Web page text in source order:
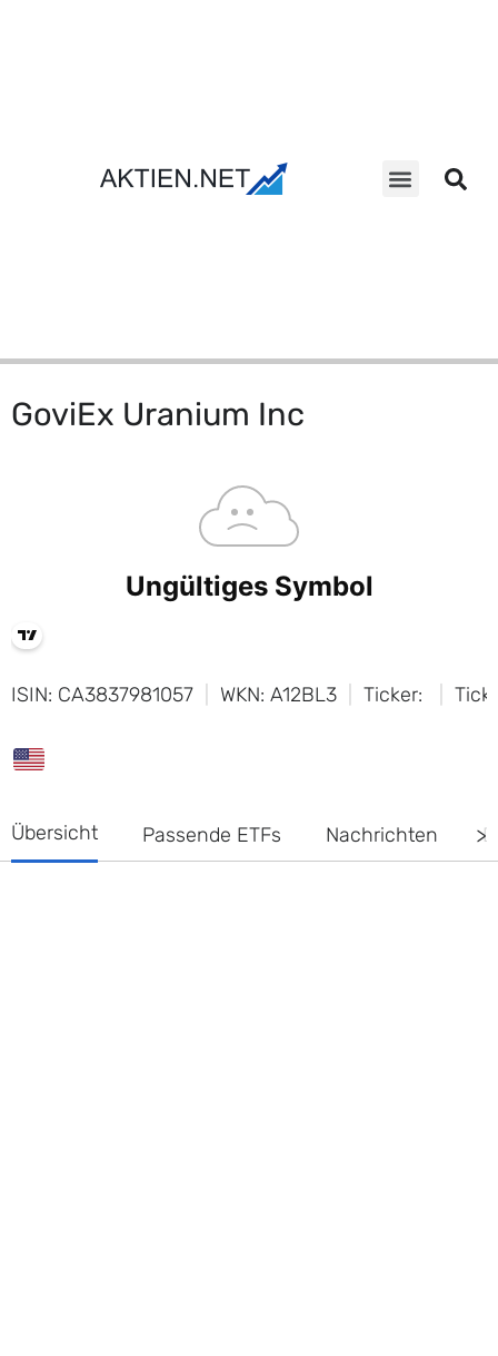
GoviEx Uranium Inc
ISIN: CA3837981057 WKN: A12BL3 Ticker:
Übersicht Passende ETFs Nachrichten